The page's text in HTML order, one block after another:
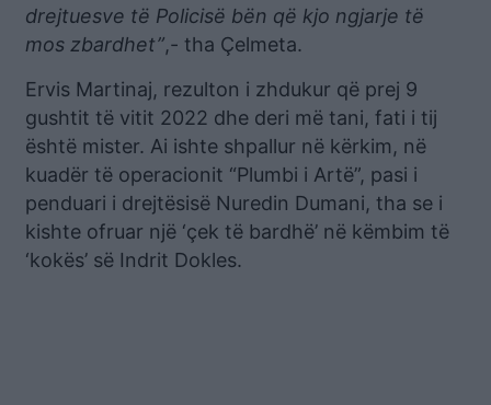
drejtuesve të Policisë bën që kjo ngjarje të
mos zbardhet”,- tha Çelmeta.
Ervis Martinaj, rezulton i zhdukur që prej 9
gushtit të vitit 2022 dhe deri më tani, fati i tij
është mister. Ai ishte shpallur në kërkim, në
kuadër të operacionit “Plumbi i Artë”, pasi i
penduari i drejtësisë Nuredin Dumani, tha se i
kishte ofruar një ‘çek të bardhë’ në këmbim të
‘kokës’ së Indrit Dokles.